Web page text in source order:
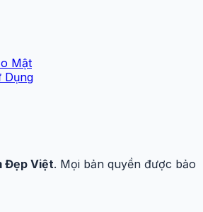
Mật
Dụng
Đẹp Việt. Mọi bản quyền được bảo